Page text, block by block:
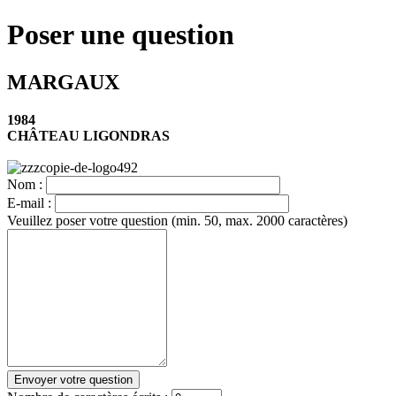
Poser une question
MARGAUX
1984
CHÂTEAU LIGONDRAS
Nom :
E-mail :
Veuillez poser votre question (min. 50, max. 2000 caractères)